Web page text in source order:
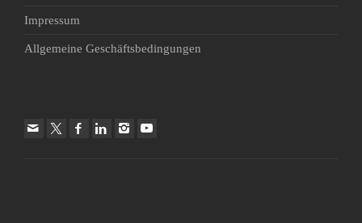
Impressum
Allgemeine Geschäftsbedingungen